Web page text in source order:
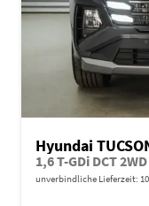
Hyundai
1,6 T-GDi DCT
unverbindliche Lieferzeit: